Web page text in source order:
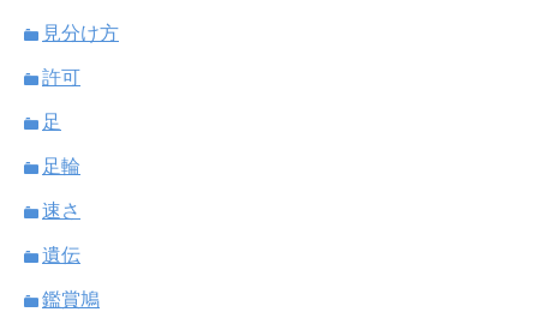
見分け方
許可
足
足輪
速さ
遺伝
鑑賞鳩